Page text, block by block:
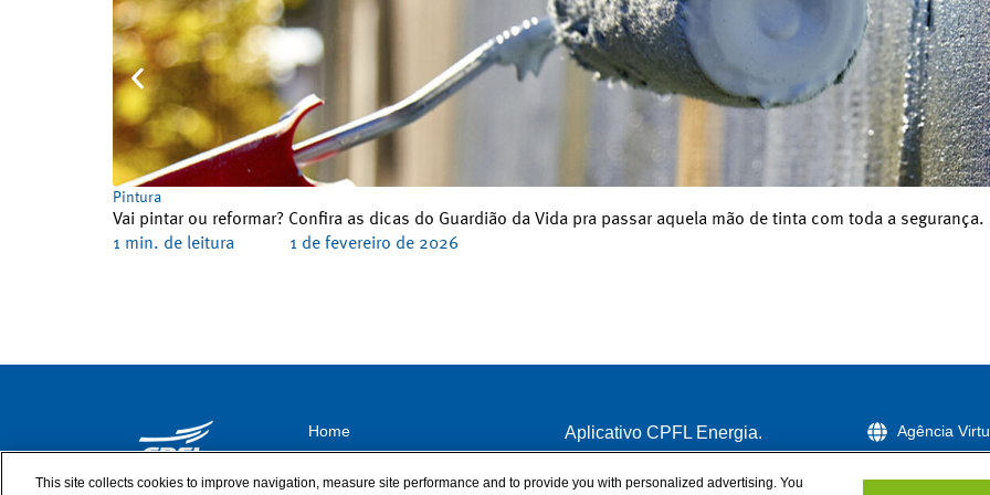
Pintura
Vai pintar ou reformar? Confira as dicas do Guardião da Vida pra passar aquela mão de tinta com toda a segurança.
1 min. de leitura
1 de fevereiro de 2026
Home Aplicativo CPFL Energia. Agência
This site collects cookies to improve navigation, measure site performance and to provide you with personalized advertising. You